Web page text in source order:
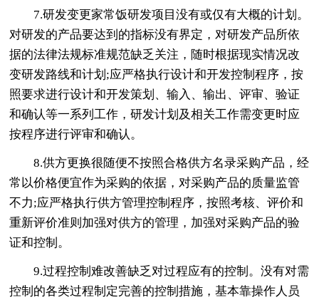
7.研发变更家常饭研发项目没有或仅有大概的计划。
对研发的产品要达到的指标没有界定，对研发产品所依
据的法律法规标准规范缺乏关注，随时根据现实情况改
变研发路线和计划;应严格执行设计和开发控制程序，按
照要求进行设计和开发策划、输入、输出、评审、验证
和确认等一系列工作，研发计划及相关工作需变更时应
按程序进行评审和确认。
8.供方更换很随便不按照合格供方名录采购产品，经
常以价格便宜作为采购的依据，对采购产品的质量监管
不力;应严格执行供方管理控制程序，按照考核、评价和
重新评价准则加强对供方的管理，加强对采购产品的验
证和控制。
9.过程控制难改善缺乏对过程应有的控制。没有对需
控制的各类过程制定完善的控制措施，基本靠操作人员